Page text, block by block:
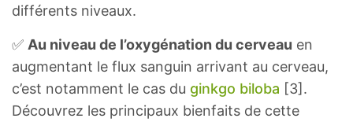
différents niveaux.
✅ Au niveau de l’oxygénation du cerveau en
augmentant le flux sanguin arrivant au cerveau,
c’est notamment le cas du ginkgo biloba [3].
Découvrez les principaux bienfaits de cette